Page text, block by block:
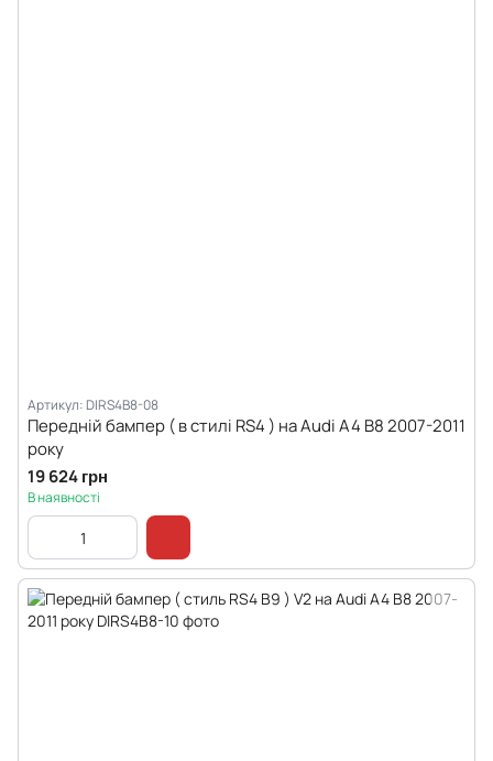
Артикул: DIRS4B8-08
Передній бампер ( в стилі RS4 ) на Audi A4 B8 2007-2011
року
19 624 грн
В наявності